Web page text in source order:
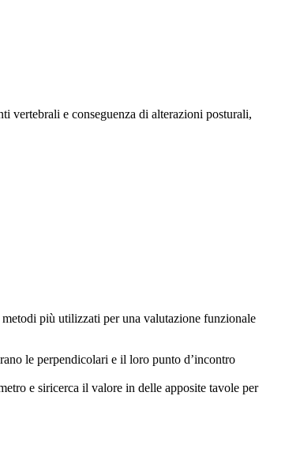
vertebrali e conseguenza di alterazioni posturali,
più utilizzati per una valutazione funzionale
le perpendicolari e il loro punto d’incontro
e siricerca il valore in delle apposite tavole per